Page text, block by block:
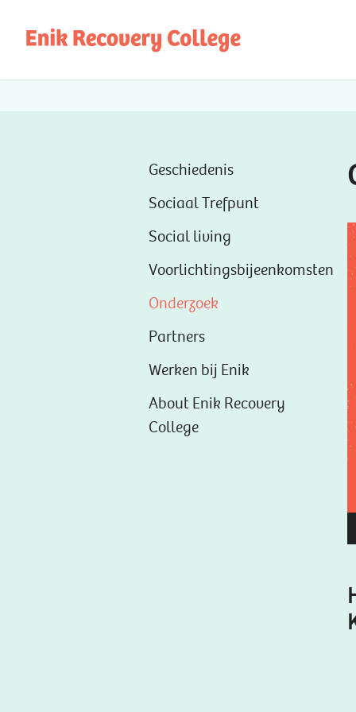
Geschiedenis
Sociaal Trefpunt
Social living
Voorlichtingsbijeenkomsten
Onderzoek
Partners
Werken bij Enik
About Enik Recovery
College